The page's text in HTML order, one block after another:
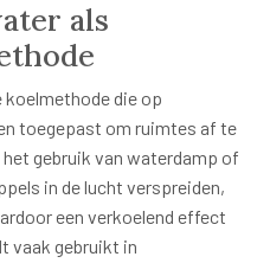
als
die op
toegepast om ruimtes af te
gebruik van waterdamp of
in de lucht verspreiden,
een verkoelend effect
vaak gebruikt in